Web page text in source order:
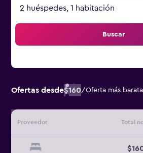
2 huéspedes, 1 habitación
Buscar
Ofertas desde$160/Oferta más
Proveedor Total